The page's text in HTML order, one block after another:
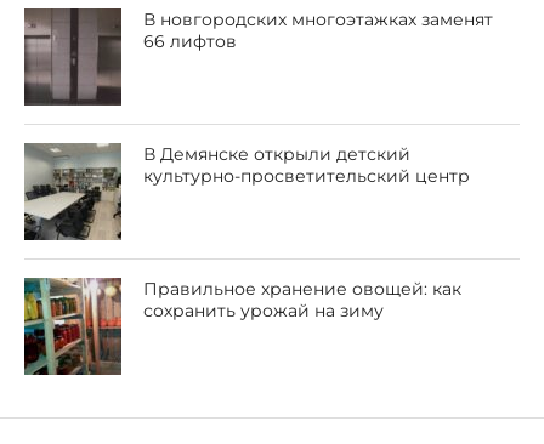
В новгородских многоэтажках заменят
66 лифтов
В Демянске открыли детский
культурно-просветительский центр
Правильное хранение овощей: как
сохранить урожай на зиму